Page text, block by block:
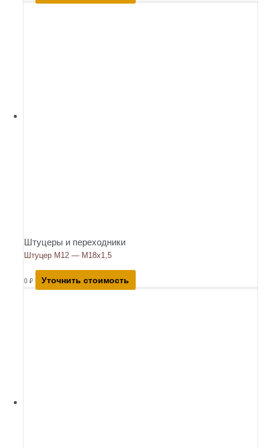
Штуцеры и переходники
Штуцер М12 — М18х1,5
0 ₽ Уточнить стоимость